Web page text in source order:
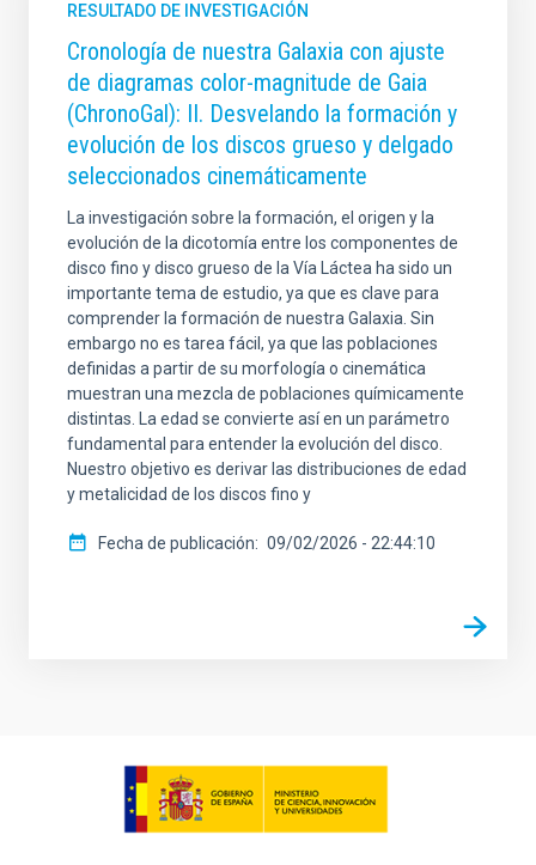
RESULTADO DE INVESTIGACIÓN
Cronología de nuestra Galaxia con ajuste
de diagramas color-magnitude de Gaia
(ChronoGal): II. Desvelando la formación y
evolución de los discos grueso y delgado
seleccionados cinemáticamente
La investigación sobre la formación, el origen y la
evolución de la dicotomía entre los componentes de
disco fino y disco grueso de la Vía Láctea ha sido un
importante tema de estudio, ya que es clave para
comprender la formación de nuestra Galaxia. Sin
embargo no es tarea fácil, ya que las poblaciones
definidas a partir de su morfología o cinemática
muestran una mezcla de poblaciones químicamente
distintas. La edad se convierte así en un parámetro
fundamental para entender la evolución del disco.
Nuestro objetivo es derivar las distribuciones de edad
y metalicidad de los discos fino y
Fecha de publicación 09/02/2026 - 22:44:10